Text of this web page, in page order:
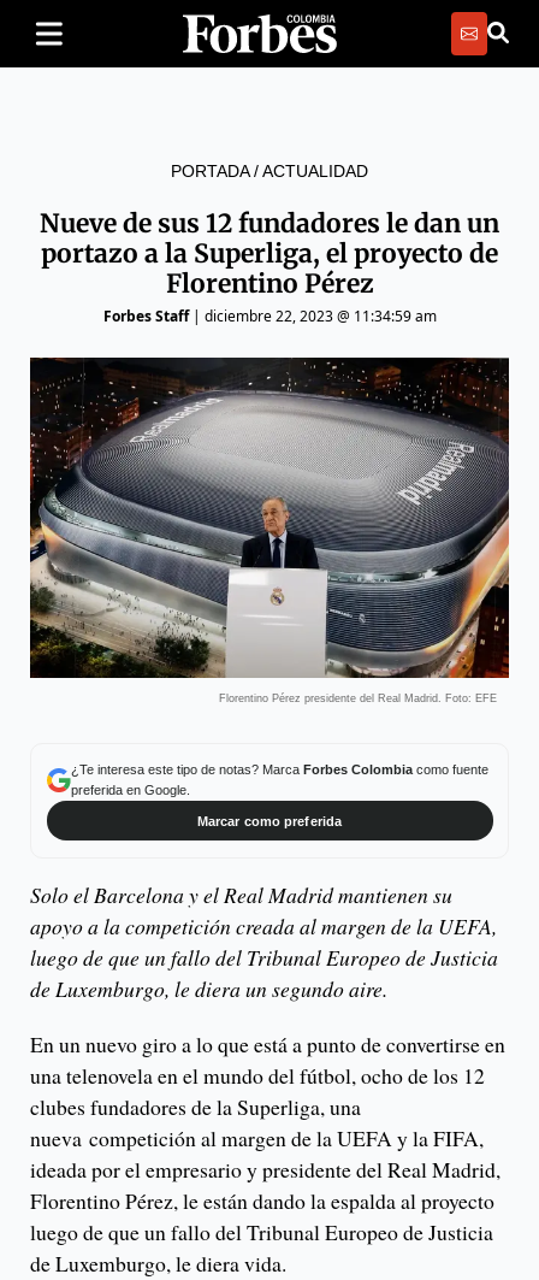
PORTADA/ACTUALIDAD
Nueve de sus 12 fundadores le dan un
portazo a la Superliga, el proyecto de
Florentino Pérez
Forbes Staff| diciembre 22, 2023 @ 11:34:59 am
Florentino Pérez presidente del Real Madrid. Foto: EFE
¿Te interesa este tipo de notas? Marca Forbes Colombiacomo fuente
preferida en Google.
Marcar como preferida
Solo el Barcelona y el Real Madrid mantienen su
apoyo a la competición creada al margen de la UEFA,
luego de que un fallo del Tribunal Europeo de Justicia
de Luxemburgo, le diera un segundo aire.
En un nuevo giro a lo que está a punto de convertirse en
una telenovela en el mundo del fútbol, ocho de los 12
clubes fundadores de la Superliga, una
nueva competición al margen de la UEFA y la FIFA,
ideada por el empresario y presidente del Real Madrid,
Florentino Pérez, le están dando la espalda al proyecto
luego de que un fallo del Tribunal Europeo de Justicia
de Luxemburgo, le diera vida.